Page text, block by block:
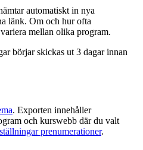
automatiskt in nya
länk. Om och hur ofta
mellan olika program.
börjar skickas ut 3 dagar innan
. Exporten innehåller
och kurswebb där du valt
prenumerationer.